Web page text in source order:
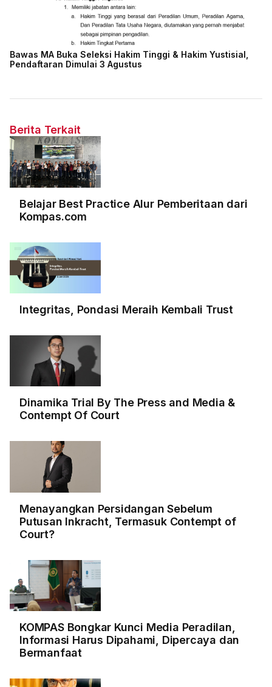
Bawas MA Buka Seleksi Hakim Tinggi & Hakim Yustisial,
Pendaftaran Dimulai 3 Agustus
Berita Terkait
Belajar Best Practice Alur Pemberitaan dari
Kompas.com
Integritas, Pondasi Meraih Kembali Trust
Dinamika Trial By The Press and Media &
Contempt Of Court
Menayangkan Persidangan Sebelum
Putusan Inkracht, Termasuk Contempt of
Court?
KOMPAS Bongkar Kunci Media Peradilan,
Informasi Harus Dipahami, Dipercaya dan
Bermanfaat